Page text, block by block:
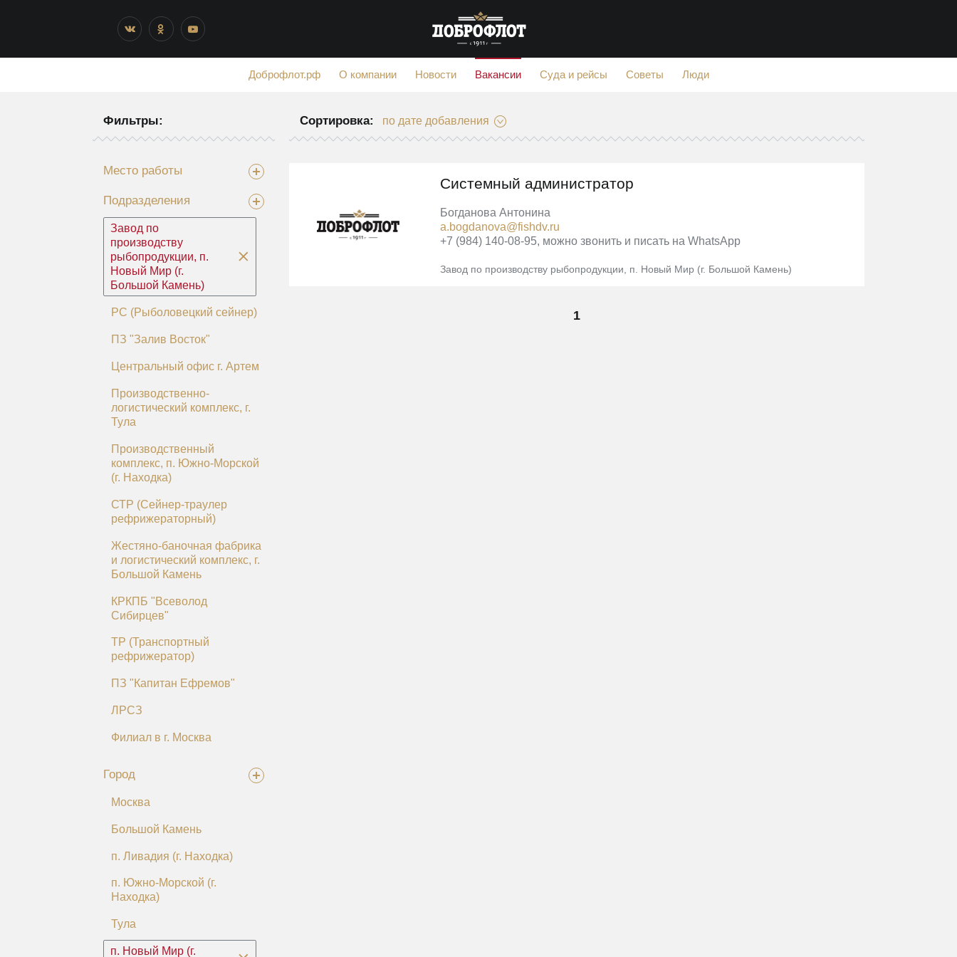
Доброфлот.рф О компании Новости Вакансии Суда и рейсы Советы Люди
Фильтры:
Место работы
Подразделения
Завод по
производству
рыбопродукции, п.
Новый Мир (г.
Большой Камень)
РС (Рыболовецкий сейнер)
ПЗ "Залив Восток"
Центральный офис г. Артем
Производственно-
логистический комплекс, г.
Тула
Производственный
комплекс, п. Южно-Морской
(г. Находка)
СТР (Сейнер-траулер
рефрижераторный)
Жестяно-баночная фабрика
и логистический комплекс, г.
Большой Камень
КРКПБ "Всеволод
Сибирцев"
ТР (Транспортный
рефрижератор)
ПЗ "Капитан Ефремов"
ЛРСЗ
Филиал в г. Москва
Город
Москва
Большой Камень
п. Ливадия (г. Находка)
п. Южно-Морской (г.
Находка)
Тула
п. Новый Мир (г.
Сортировка: по дате добавления
Системный администратор
Богданова Антонина
a.bogdanova@fishdv.ru
+7 (984) 140-08-95, можно звонить и писать на WhatsApp
Завод по производству рыбопродукции, п. Новый Мир (г. Большой Камень)
1